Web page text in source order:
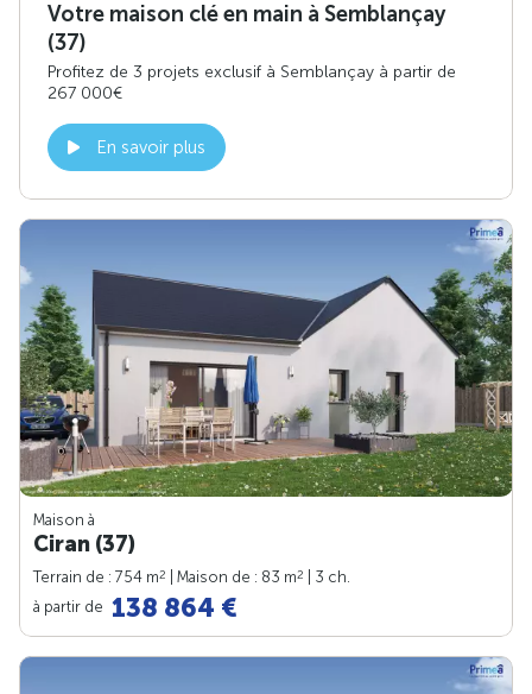
Votre maison clé en main à Semblançay
(37)
Profitez de 3 projets exclusif à Semblançay à partir de
267 000€
En savoir plus
Maison à
Ciran (37)
Terrain de : 754 m2 | Maison de : 83 m2
| 3 ch.
à partir de 138 864 €